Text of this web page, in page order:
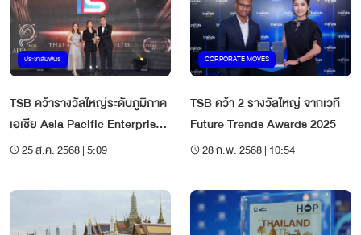
ประชาสัมพันธ์
TSB คว้ารางวัลใหญ่ระดับภูมิภาค
เอเชีย Asia Pacific Enterprise
Awards (APEA) 2025
25 ส.ค. 2568 | 5:09
CORPORATE MOVES
TSB คว้า 2 รางวัลใหญ่ จากเวที
Future Trends Awards 2025
28 ก.พ. 2568 | 10:54